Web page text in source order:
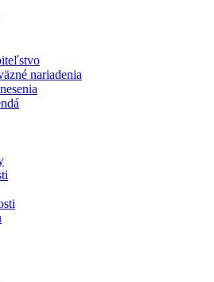
nariadenia